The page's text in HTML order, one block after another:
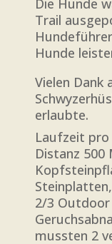
Die Hunde
Trail
Hunde
Vielen Dank
erlaubte.
Laufzeit pro
Distanz 500
2/3 Outdoor
mussten 2